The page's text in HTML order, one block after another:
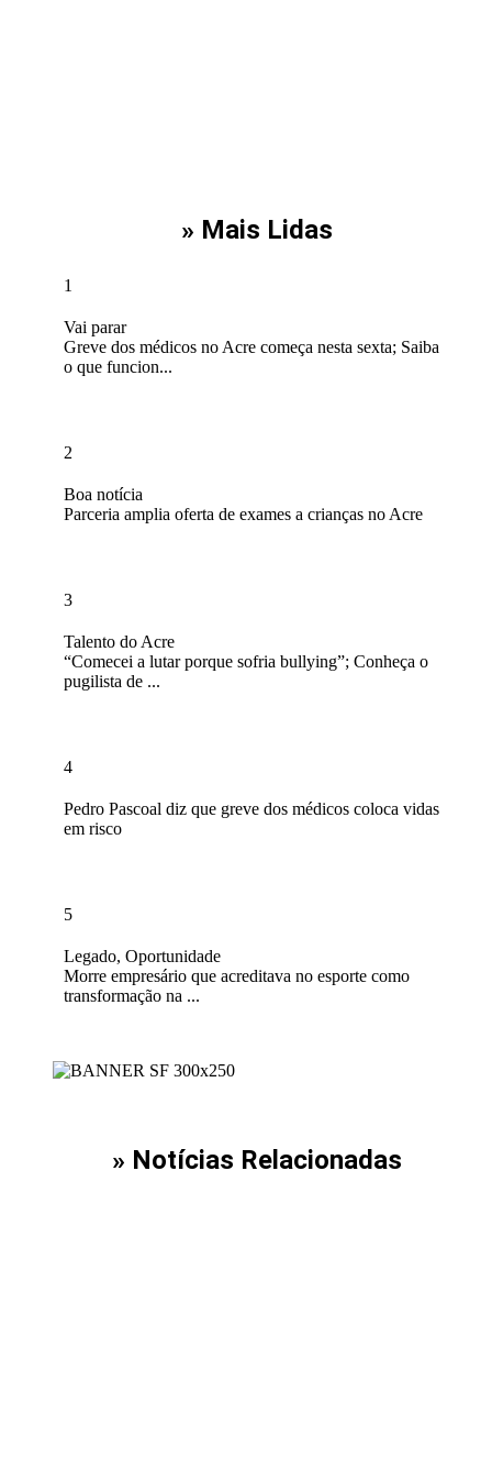
» Mais Lidas
1
Vai parar
Greve dos médicos no Acre começa nesta sexta; Saiba
o que funcion...
2
Boa notícia
Parceria amplia oferta de exames a crianças no Acre
3
Talento do Acre
“Comecei a lutar porque sofria bullying”; Conheça o
pugilista de ...
4
Pedro Pascoal diz que greve dos médicos coloca vidas
em risco
5
Legado, Oportunidade
Morre empresário que acreditava no esporte como
transformação na ...
» Notícias Relacionadas